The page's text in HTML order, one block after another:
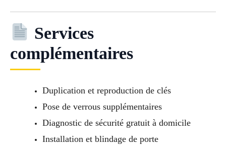
Services
complémentaires
Duplication et reproduction de clés
Pose de verrous supplémentaires
Diagnostic de sécurité gratuit à domicile
Installation et blindage de porte